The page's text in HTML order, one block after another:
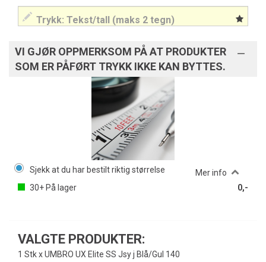
VI GJØR OPPMERKSOM PÅ AT PRODUKTER
SOM ER PÅFØRT TRYKK IKKE KAN BYTTES.
Sjekk at du har bestilt riktig størrelse
Mer info
30+ På lager 0,-
VALGTE PRODUKTER:
1 Stk x UMBRO UX Elite SS Jsy j Blå/Gul 140